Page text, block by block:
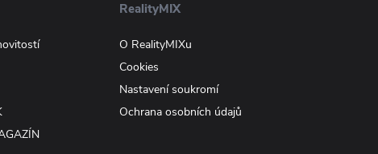
RealityMIX
O RealityMIXu
Cookies
Nastavení soukromí
Ochrana osobních údajů